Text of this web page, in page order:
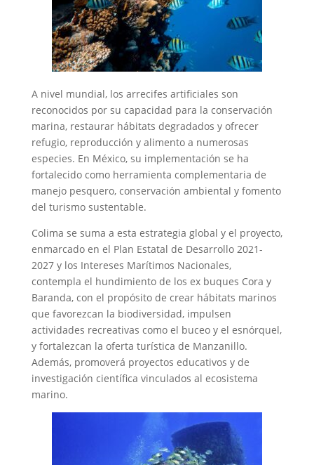
A nivel mundial, los arrecifes artificiales son
reconocidos por su capacidad para la conservación
marina, restaurar hábitats degradados y ofrecer
refugio, reproducción y alimento a numerosas
especies. En México, su implementación se ha
fortalecido como herramienta complementaria de
manejo pesquero, conservación ambiental y fomento
del turismo sustentable.
Colima se suma a esta estrategia global y el proyecto,
enmarcado en el Plan Estatal de Desarrollo 2021-
2027 y los Intereses Marítimos Nacionales,
contempla el hundimiento de los ex buques Cora y
Baranda, con el propósito de crear hábitats marinos
que favorezcan la biodiversidad, impulsen
actividades recreativas como el buceo y el esnórquel,
y fortalezcan la oferta turística de Manzanillo.
Además, promoverá proyectos educativos y de
investigación científica vinculados al ecosistema
marino.